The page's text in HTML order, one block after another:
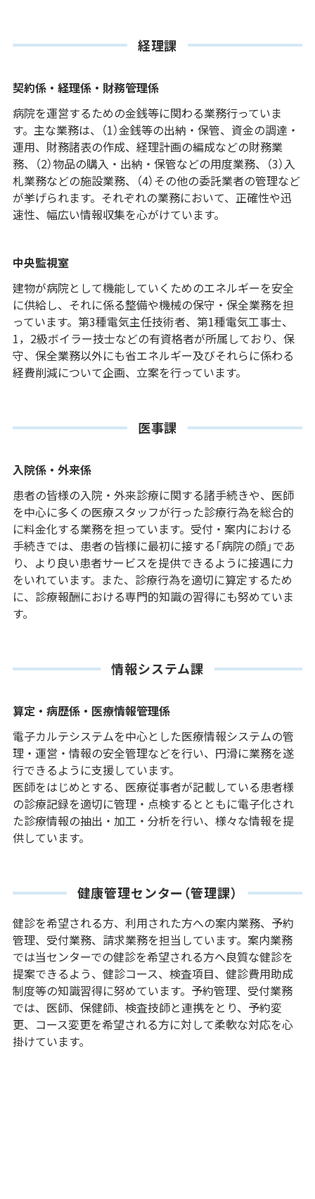
経理課
契約係・経理係・財務管理係
病院を運営するための金銭等に関わる業務行っていま
す。主な業務は、（1）金銭等の出納・保管、資金の調達・
運用、財務諸表の作成、経理計画の編成などの財務業
務、（2）物品の購入・出納・保管などの用度業務、（3）入
札業務などの施設業務、（4）その他の委託業者の管理など
が挙げられます。それぞれの業務において、正確性や迅
速性、幅広い情報収集を心がけています。
中央監視室
建物が病院として機能していくためのエネルギーを安全
に供給し、それに係る整備や機械の保守・保全業務を担
っています。第3種電気主任技術者、第1種電気工事士、
1，2級ボイラー技士などの有資格者が所属しており、保
守、保全業務以外にも省エネルギー及びそれらに係わる
経費削減について企画、立案を行っています。
医事課
入院係・外来係
患者の皆様の入院・外来診療に関する諸手続きや、医師
を中心に多くの医療スタッフが行った診療行為を総合的
に料金化する業務を担っています。受付・案内における
手続きでは、患者の皆様に最初に接する「病院の顔」であ
り、より良い患者サービスを提供できるように接遇に力
をいれています。また、診療行為を適切に算定するため
に、診療報酬における専門的知識の習得にも努めていま
す。
情報システム課
算定・病歴係・医療情報管理係
電子カルテシステムを中心とした医療情報システムの管
理・運営・情報の安全管理などを行い、円滑に業務を遂
行できるように支援しています。
医師をはじめとする、医療従事者が記載している患者様
の診療記録を適切に管理・点検するとともに電子化され
た診療情報の抽出・加工・分析を行い、様々な情報を提
供しています。
健康管理センター（管理課）
健診を希望される方、利用された方への案内業務、予約
管理、受付業務、請求業務を担当しています。案内業務
では当センターでの健診を希望される方へ良質な健診を
提案できるよう、健診コース、検査項目、健診費用助成
制度等の知識習得に努めています。予約管理、受付業務
では、医師、保健師、検査技師と連携をとり、予約変
更、コース変更を希望される方に対して柔軟な対応を心
掛けています。